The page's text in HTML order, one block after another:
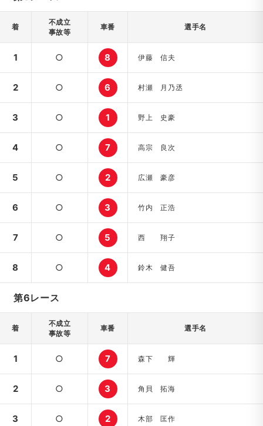
着
不成立
事故等
車番 選手名
1 ○ 8 伊藤 信夫
2 ○ 6 村瀬 月乃丞
3 ○ 1 野上 史豪
4 ○ 7 高宗 良次
5 ○ 2 広瀬 豪彦
6 ○ 3 竹内 正浩
7 ○ 5 西 翔子
8 ○ 4 鈴木 健吾
第6レース
着
不成立
事故等
車番 選手名
1 ○ 7 森下 輝
2 ○ 3 角貝 拓海
3 ○ 2 木部 匡作